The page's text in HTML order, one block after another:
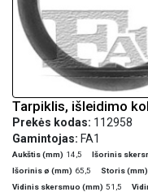
Tarpiklis, išleidimo
Prekės kodas: 112958
Gamintojas: FA1
Aukštis (mm) 14,5 Išorinis
Išorinis ø (mm) 65,5 Storis (mm)
Vidinis skersmuo (mm) 51,5